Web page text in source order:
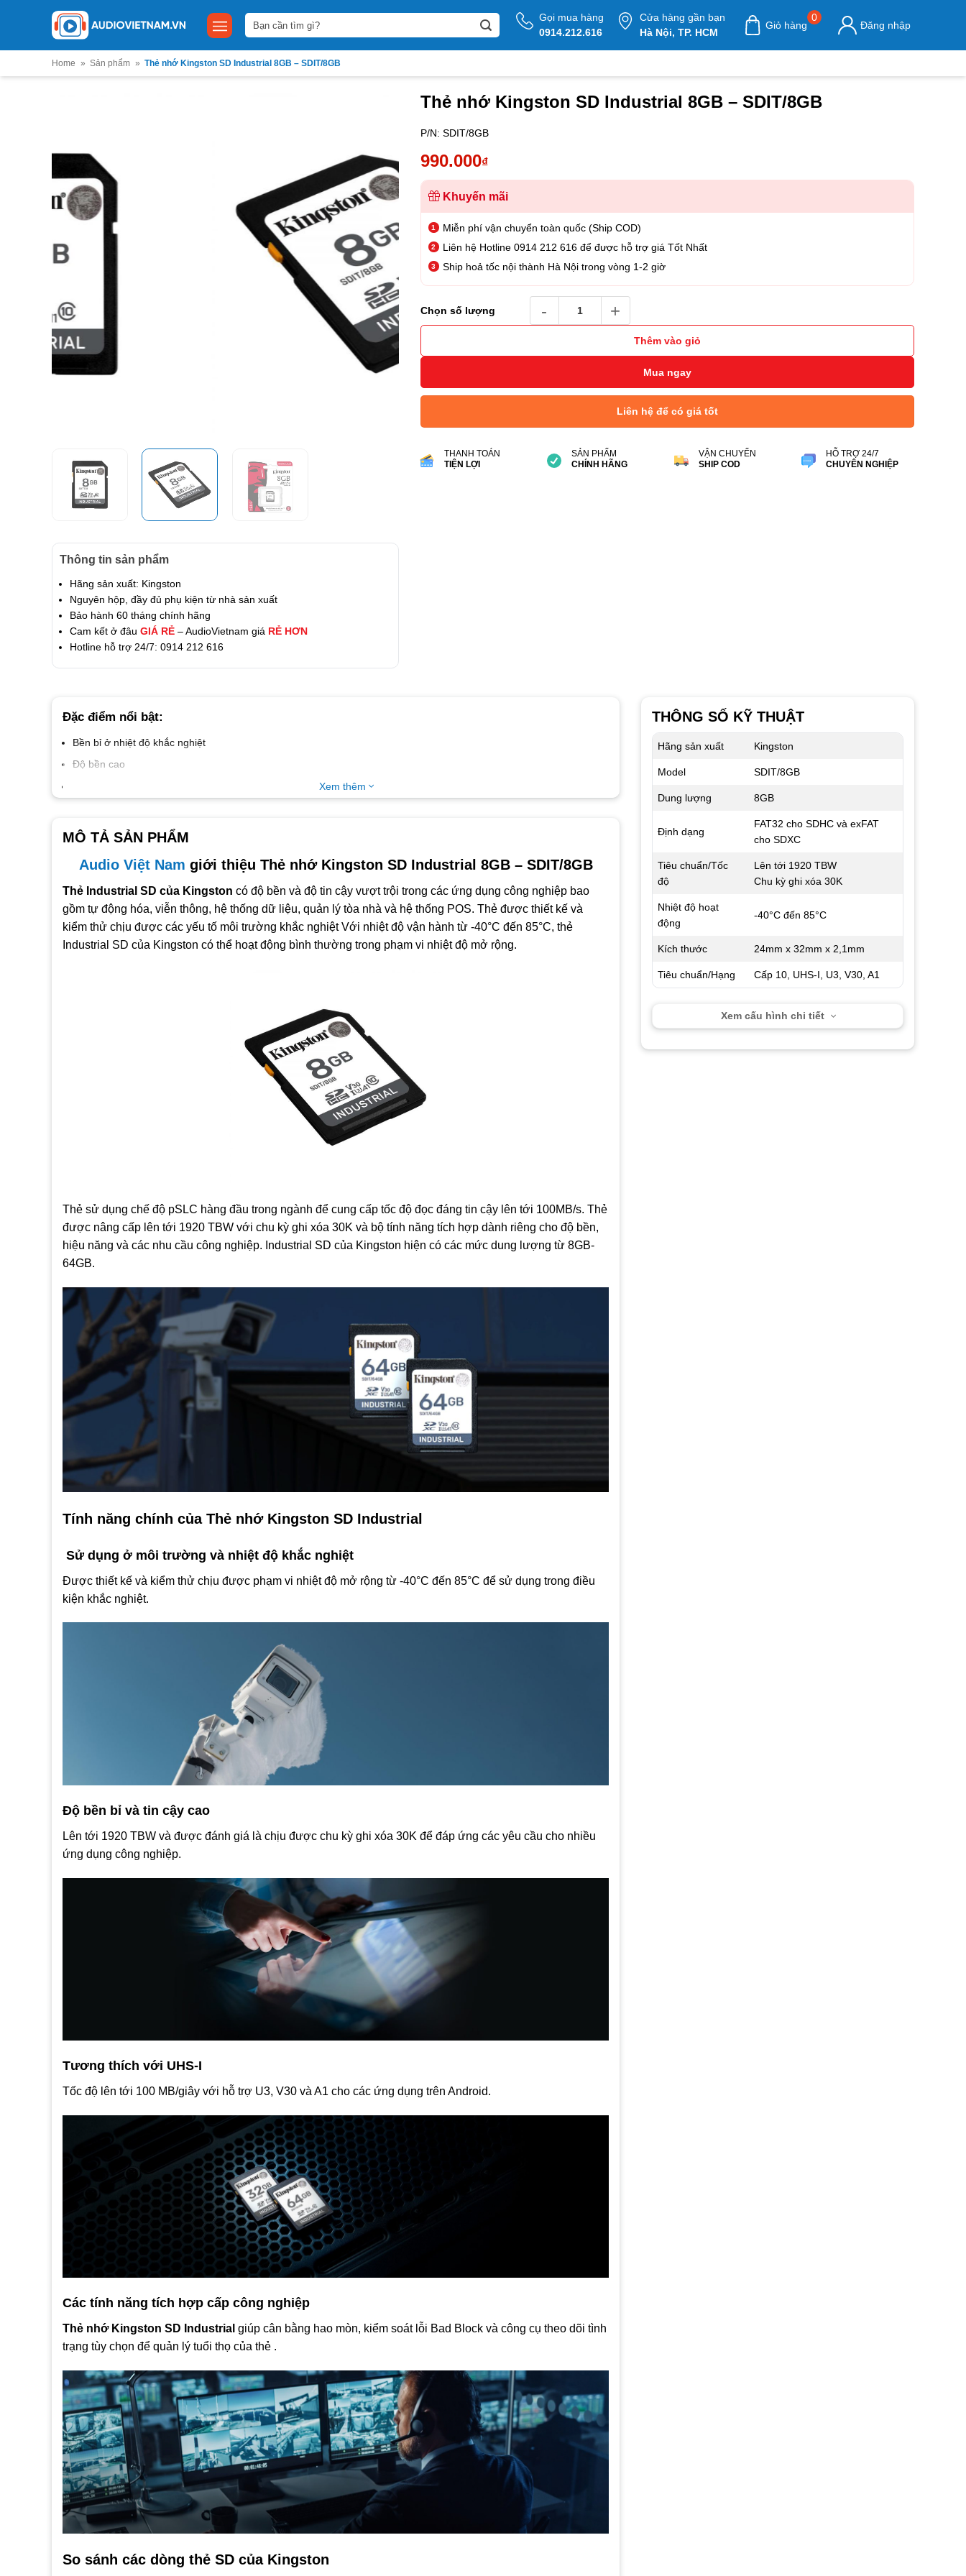
Tìm
kiếm:
Gọi mua hàng
0914.212.616
Cửa hàng gần bạn
Hà Nội, TP. HCM
Giỏ hàng
0
Đăng nhập
Home » Sản phẩm » Thẻ nhớ Kingston SD Industrial 8GB – SDIT/8GB
Thông tin sản phẩm
Hãng sản xuất: Kingston
Nguyên hộp, đầy đủ phụ kiện từ nhà sản xuất
Bảo hành 60 tháng chính hãng
Cam kết ở đâu GIÁ RẺ – AudioVietnam giá RẺ HƠN
Hotline hỗ trợ 24/7: 0914 212 616
Thẻ nhớ Kingston SD Industrial 8GB – SDIT/8GB
P/N: SDIT/8GB
990.000₫
Khuyến mãi
Miễn phí vận chuyển toàn quốc (Ship COD)
Liên hệ Hotline 0914 212 616 để được hỗ trợ giá Tốt Nhất
Ship hoả tốc nội thành Hà Nội trong vòng 1-2 giờ
Chọn số lượng
Thêm vào giỏ
Mua ngay
Liên hệ để có giá tốt
THANH TOÁN
TIỆN LỢI
SẢN PHẨM
CHÍNH HÃNG
VẬN CHUYỂN
SHIP COD
HỖ TRỢ 24/7
CHUYÊN NGHIỆP
Đặc điểm nổi bật:
Bền bỉ ở nhiệt độ khắc nghiệt
Độ bền cao
Xem thêm
MÔ TẢ SẢN PHẨM
Audio Việt Nam giới thiệu Thẻ nhớ Kingston SD Industrial 8GB – SDIT/8GB
Thẻ Industrial SD của Kingston có độ bền và độ tin cậy vượt trội trong các ứng dụng công nghiệp bao
gồm tự động hóa, viễn thông, hệ thống dữ liệu, quản lý tòa nhà và hệ thống POS. Thẻ được thiết kế và
kiểm thử chịu được các yếu tố môi trường khắc nghiệt Với nhiệt độ vận hành từ -40°C đến 85°C, thẻ
Industrial SD của Kingston có thể hoạt động bình thường trong phạm vi nhiệt độ mở rộng.
Thẻ sử dụng chế độ pSLC hàng đầu trong ngành để cung cấp tốc độ đọc đáng tin cậy lên tới 100MB/s. Thẻ
được nâng cấp lên tới 1920 TBW với chu kỳ ghi xóa 30K và bộ tính năng tích hợp dành riêng cho độ bền,
hiệu năng và các nhu cầu công nghiệp. Industrial SD của Kingston hiện có các mức dung lượng từ 8GB-
64GB.
Tính năng chính của Thẻ nhớ Kingston SD Industrial
Sử dụng ở môi trường và nhiệt độ khắc nghiệt
Được thiết kế và kiểm thử chịu được phạm vi nhiệt độ mở rộng từ -40°C đến 85°C để sử dụng trong điều
kiện khắc nghiệt.
Độ bền bỉ và tin cậy cao
Lên tới 1920 TBW và được đánh giá là chịu được chu kỳ ghi xóa 30K để đáp ứng các yêu cầu cho nhiều
ứng dụng công nghiệp.
Tương thích với UHS-I
Tốc độ lên tới 100 MB/giây với hỗ trợ U3, V30 và A1 cho các ứng dụng trên Android.
Các tính năng tích hợp cấp công nghiệp
Thẻ nhớ Kingston SD Industrial giúp cân bằng hao mòn, kiểm soát lỗi Bad Block và công cụ theo dõi tình
trạng tùy chọn để quản lý tuổi thọ của thẻ .
So sánh các dòng thẻ SD của Kingston
THÔNG SỐ KỸ THUẬT
Hãng sản xuất Kingston
Model SDIT/8GB
Dung lượng 8GB
Định dạng
FAT32 cho SDHC và exFAT
cho SDXC
Tiêu chuẩn/Tốc
độ
Lên tới 1920 TBW
Chu kỳ ghi xóa 30K
Nhiệt độ hoạt
động
-40°C đến 85°C
Kích thước 24mm x 32mm x 2,1mm
Tiêu chuẩn/Hạng Cấp 10, UHS-I, U3, V30, A1
Xem cấu hình chi tiết